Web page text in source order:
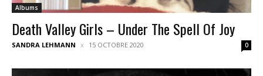
Albums
Death Valley Girls – Under The Spell Of Joy
SANDRA LEHMANN 15 OCTOBRE 2020 0